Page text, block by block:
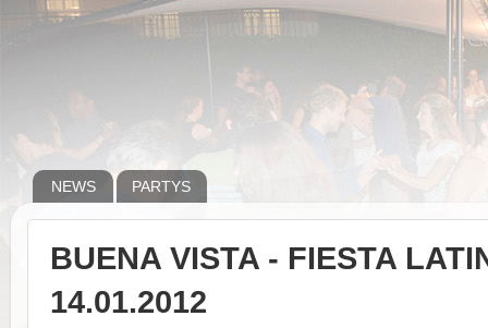
NEWS PARTYS
BUENA VISTA - FIESTA
14.01.2012